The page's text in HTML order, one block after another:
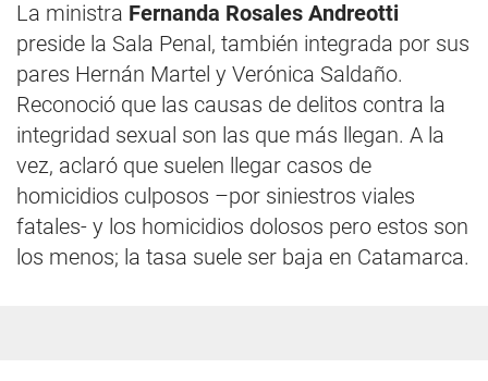
La ministra Fernanda Rosales Andreotti
preside la Sala Penal, también integrada por sus
pares Hernán Martel y Verónica Saldaño.
Reconoció que las causas de delitos contra la
integridad sexual son las que más llegan. A la
vez, aclaró que suelen llegar casos de
homicidios culposos –por siniestros viales
fatales- y los homicidios dolosos pero estos son
los menos; la tasa suele ser baja en Catamarca.